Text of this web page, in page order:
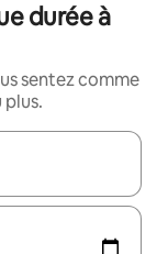
durée à
sentez comme
plus.
flèches vers le